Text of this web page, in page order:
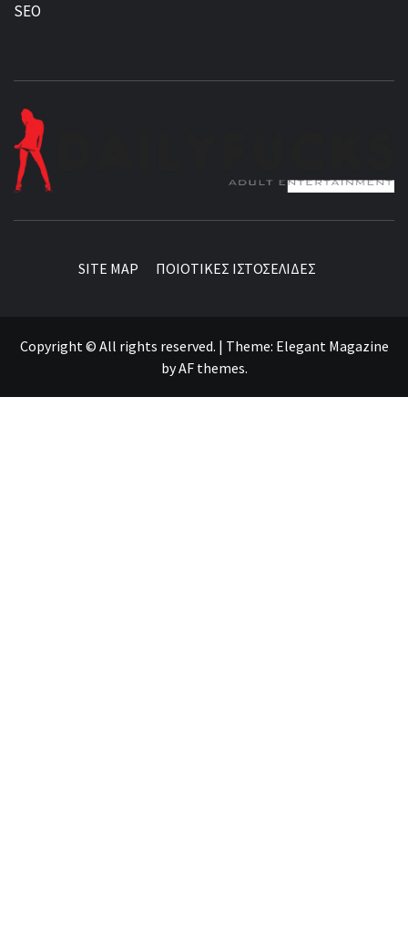
SEO
SITE MAP ΠΟΙΟΤΙΚΕΣ ΙΣΤΟΣΕΛΙΔΕΣ
Copyright © All rights reserved. | Theme: Elegant Magazine
byAF themes.